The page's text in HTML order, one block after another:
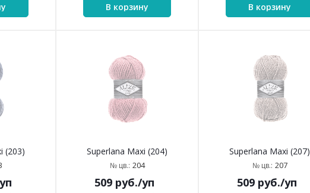
В корзину В корзину
(203) Superlana Maxi (204)
№ цв.: 204
509руб./уп
Superlana Maxi (207)
№ цв.: 207
509руб./уп